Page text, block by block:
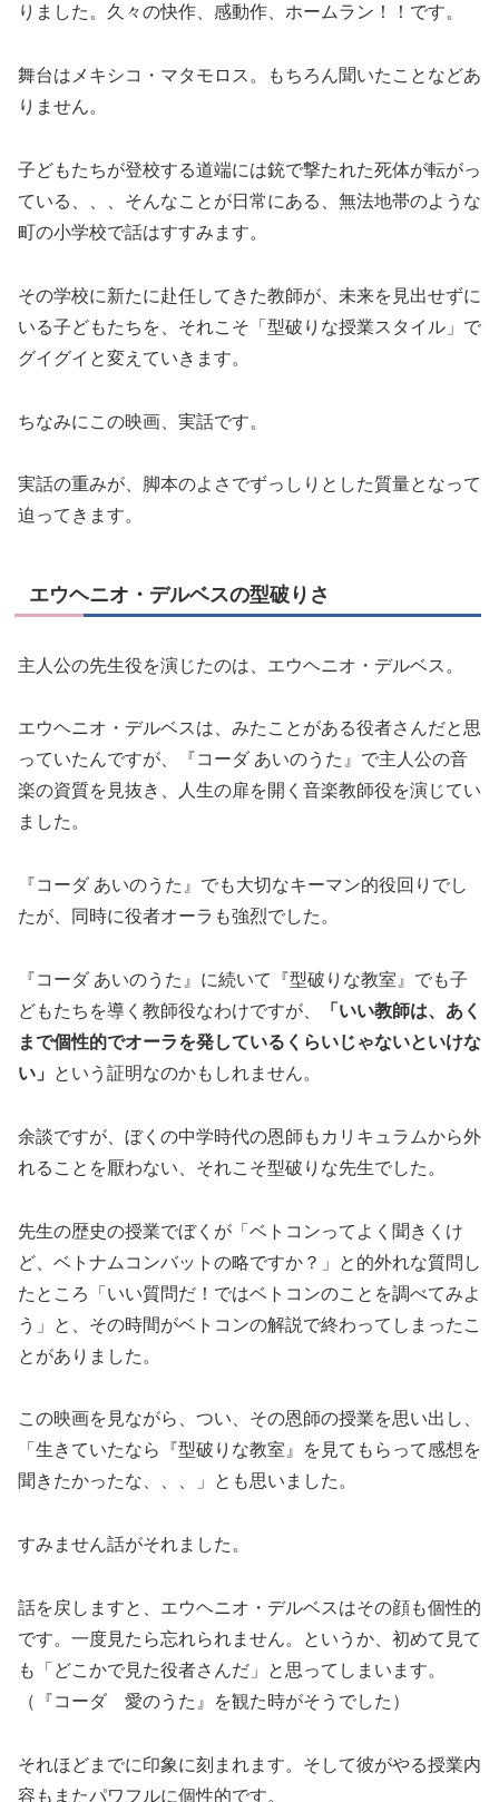
りました。久々の快作、感動作、ホームラン！！です。
舞台はメキシコ・マタモロス。もちろん聞いたことなどあ
りません。
子どもたちが登校する道端には銃で撃たれた死体が転がっ
ている、、、そんなことが日常にある、無法地帯のような
町の小学校で話はすすみます。
その学校に新たに赴任してきた教師が、未来を見出せずに
いる子どもたちを、それこそ「型破りな授業スタイル」で
グイグイと変えていきます。
ちなみにこの映画、実話です。
実話の重みが、脚本のよさでずっしりとした質量となって
迫ってきます。
エウヘニオ・デルベスの型破りさ
主人公の先生役を演じたのは、エウヘニオ・デルベス。
エウヘニオ・デルベスは、みたことがある役者さんだと思
っていたんですが、『コーダ あいのうた』で主人公の音
楽の資質を見抜き、人生の扉を開く音楽教師役を演じてい
ました。
『コーダ あいのうた』でも大切なキーマン的役回りでし
たが、同時に役者オーラも強烈でした。
『コーダ あいのうた』に続いて『型破りな教室』でも子
どもたちを導く教師役なわけですが、
「いい教師は、あく
まで個性的でオーラを発しているくらいじゃないといけな
い」
という証明なのかもしれません。
余談ですが、ぼくの中学時代の恩師もカリキュラムから外
れることを厭わない、それこそ型破りな先生でした。
先生の歴史の授業でぼくが「ベトコンってよく聞きくけ
ど、ベトナムコンバットの略ですか？」と的外れな質問し
たところ「いい質問だ！ではベトコンのことを調べてみよ
う」と、その時間がベトコンの解説で終わってしまったこ
とがありました。
この映画を見ながら、つい、その恩師の授業を思い出し、
「生きていたなら『型破りな教室』を見てもらって感想を
聞きたかったな、、、」とも思いました。
すみません話がそれました。
話を戻しますと、エウヘニオ・デルベスはその顔も個性的
です。一度見たら忘れられません。というか、初めて見て
も「どこかで見た役者さんだ」と思ってしまいます。
（『コーダ 愛のうた』を観た時がそうでした）
それほどまでに印象に刻まれます。そして彼がやる授業内
容もまたパワフルに個性的です。